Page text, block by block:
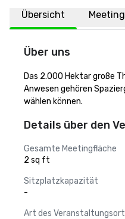
Übersicht
Über uns
Das 2.000 Hektar große
Anwesen gehören
wählen können.
Details über den
Gesamte Meetingfläche
2 sq ft
Sitzplatzkapazität
-
Art des